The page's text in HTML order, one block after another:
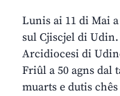
Lunis ai 11 di Mai
sul Cjiscjel di
Arcidiocesi di
Friûl a 50 agns dal
muarts e dutis